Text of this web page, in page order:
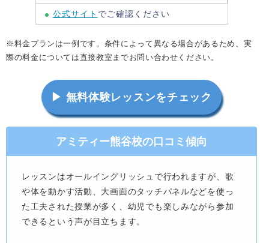
公式サイト でご確認ください
※料金プランは一例です。条件によって異なる場合があるため、実
際の料金については直接教室までお問い合わせください。
▶ 無料体験レッスンをチェック
アミティー熊谷校の口コミ傾向
レッスンはオールイングリッシュで行われますが、歌
や体を動かす活動、大画面のタッチパネルなどを使っ
た工夫された授業が多く、幼児でも楽しみながら参加
できるという声が目立ちます。